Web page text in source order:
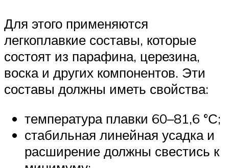
Для этого применяются
легкоплавкие составы, которые
состоят из парафина, церезина,
воска и других компонентов. Эти
составы должны иметь свойства:
температура плавки 60–81,6 °С;
стабильная линейная усадка и
расширение должны свестись к